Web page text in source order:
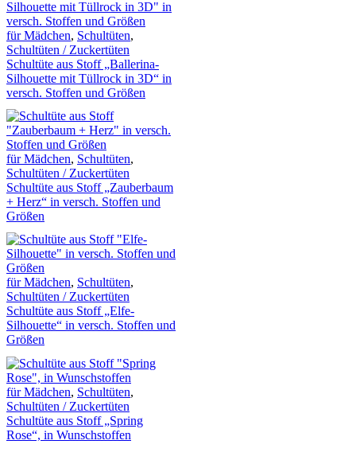
für Mädchen, Schultüten,
Schultüten / Zuckertüten
Schultüte aus Stoff „Ballerina-
Silhouette mit Tüllrock in 3D“ in
versch. Stoffen und Größen
für Mädchen, Schultüten,
Schultüten / Zuckertüten
Schultüte aus Stoff „Zauberbaum
+ Herz“ in versch. Stoffen und
Größen
für Mädchen, Schultüten,
Schultüten / Zuckertüten
Schultüte aus Stoff „Elfe-
Silhouette“ in versch. Stoffen und
Größen
für Mädchen, Schultüten,
Schultüten / Zuckertüten
Schultüte aus Stoff „Spring
Rose“, in Wunschstoffen